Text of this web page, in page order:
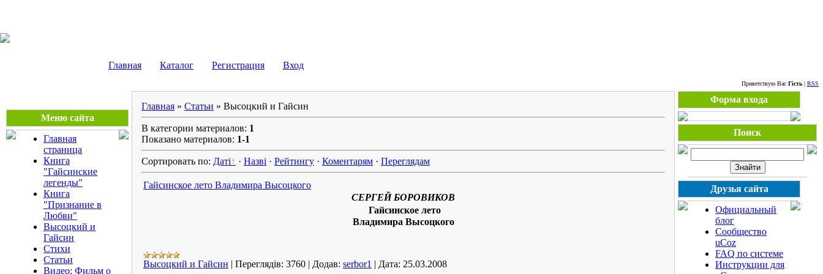
Главная Каталог Регистрация Вход
Приветствую Вас Гість | RSS
Меню сайта
Главная
страница
Книга
"Гайсинские
легенды"
Книга
"Признание в
Любви"
Высоцкий и
Гайсин
Стихи
Статьи
Видео: Фильм о
Главная » Статьи » Высоцкий и Гайсин
В категории материалов: 1
Показано материалов: 1-1
Сортировать по: Даті · Назві · Рейтингу · Коментарям · Переглядам
Гайсинское лето Владимира Высоцкого
СЕРГЕЙ БОРОВИКОВ
Гайсинское лето
Владимира Высоцкого
Высоцкий и Гайсин | Переглядів: 3760 | Додав: serbor1 | Дата: 25.03.2008
Форма входа
Поиск
Друзья сайта
Официальный
блог
Сообщество
uCoz
FAQ по системе
Инструкции для